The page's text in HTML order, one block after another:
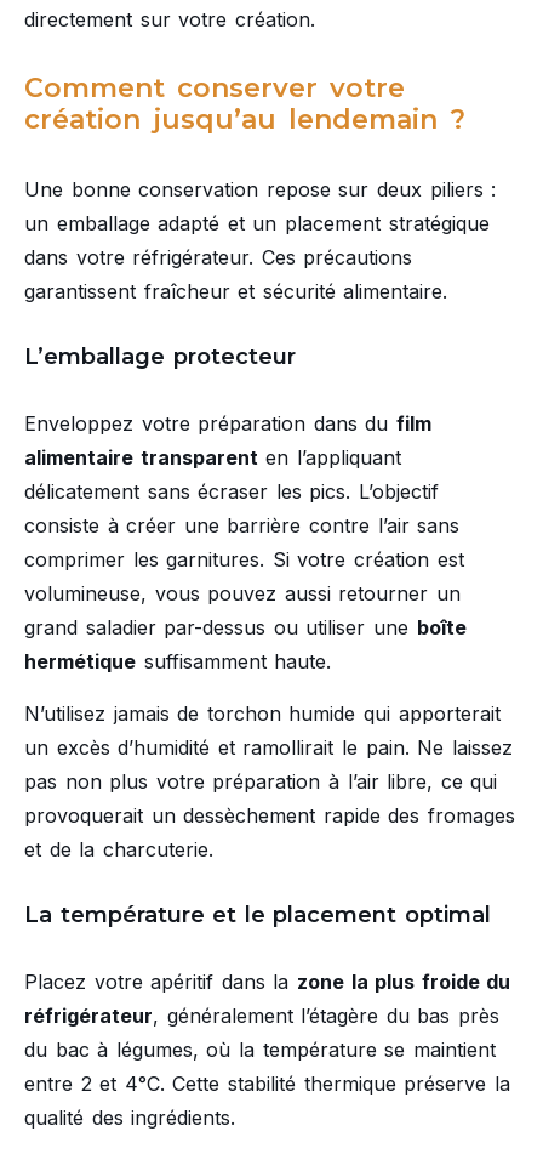
directement sur votre création.
Comment conserver votre
création jusqu’au lendemain ?
Une bonne conservation repose sur deux piliers :
un emballage adapté et un placement stratégique
dans votre réfrigérateur. Ces précautions
garantissent fraîcheur et sécurité alimentaire.
L’emballage protecteur
Enveloppez votre préparation dans du film
alimentaire transparenten l’appliquant
délicatement sans écraser les pics. L’objectif
consiste à créer une barrière contre l’air sans
comprimer les garnitures. Si votre création est
volumineuse, vous pouvez aussi retourner un
grand saladier par-dessus ou utiliser une boîte
hermétique suffisamment haute.
N’utilisez jamais de torchon humide qui apporterait
un excès d’humidité et ramollirait le pain. Ne laissez
pas non plus votre préparation à l’air libre, ce qui
provoquerait un dessèchement rapide des fromages
et de la charcuterie.
La température et le placement optimal
Placez votre apéritif dans la zone la plus froide du
réfrigérateur, généralement l’étagère du bas près
du bac à légumes, où la température se maintient
entre 2 et 4°C. Cette stabilité thermique préserve la
qualité des ingrédients.